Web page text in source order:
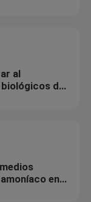
al
de
en